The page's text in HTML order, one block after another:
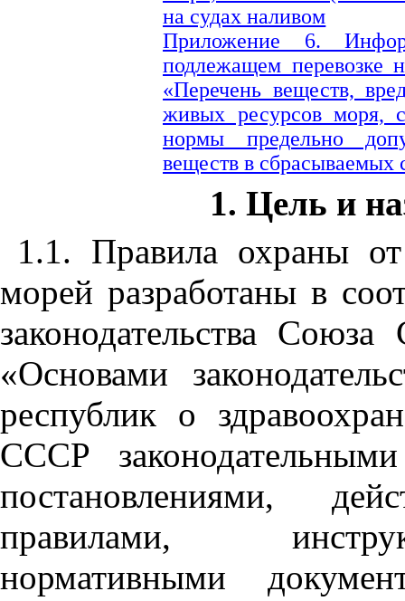
на судах наливом
Приложение 6.
подлежащем перевозке
«Перечень веществ,
живых ресурсов моря,
нормы предельно
веществ в сбрасываемых
1. Цель и
1.1. Правила охраны
морей разработаныв
законодательства
«Основами
республик о
СССР законодатель
постановлениями,
правилами,
нормативными